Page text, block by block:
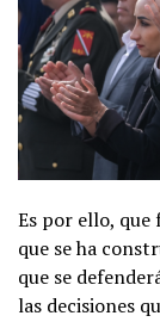
Es por ello,
que se ha
que se
las decisiones